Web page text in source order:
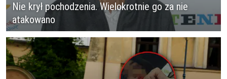
Nie krył pochodzenia. Wielokrotnie go za nie
atakowano